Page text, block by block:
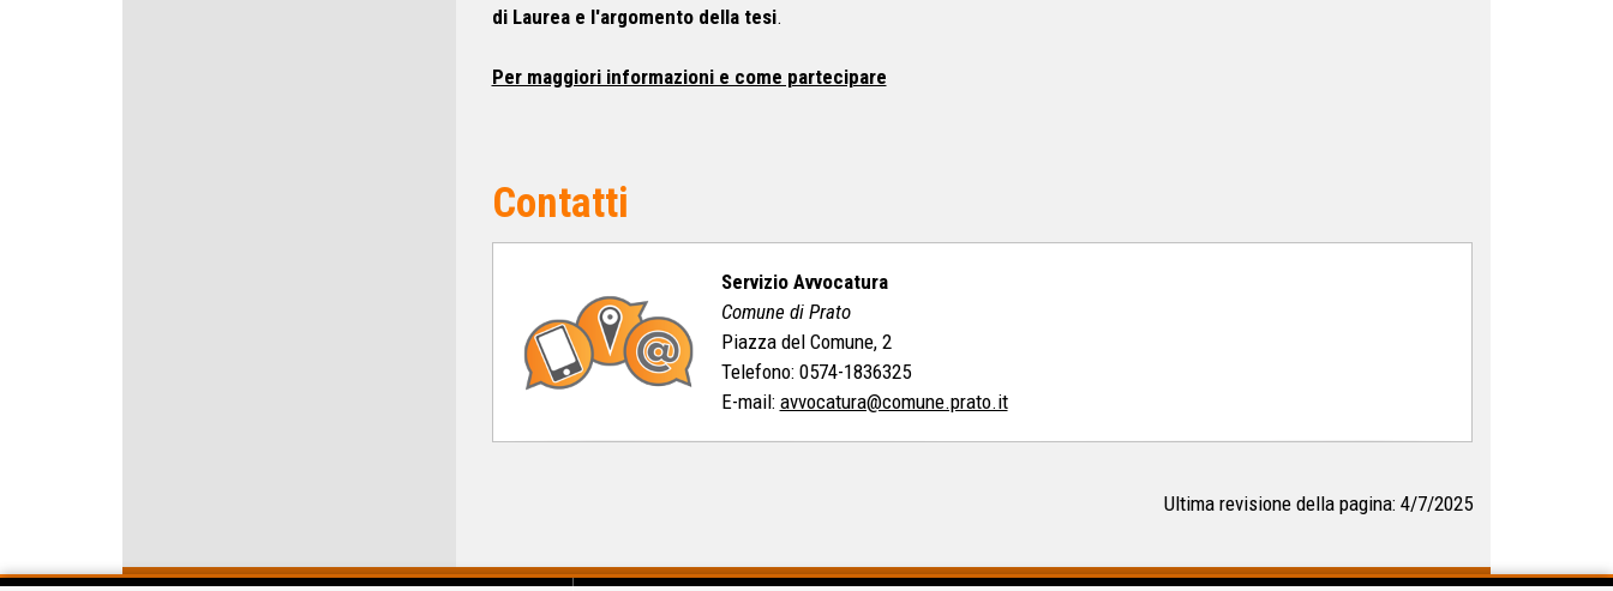
di Laurea e l'argomento della tesi.
Per maggiori informazioni e come partecipare
Contatti
Servizio Avvocatura
Comune di Prato
Piazza del Comune, 2
Telefono: 0574-1836325
E-mail: avvocatura@comune.prato.it
Ultima revisione della pagina: 4/7/2025